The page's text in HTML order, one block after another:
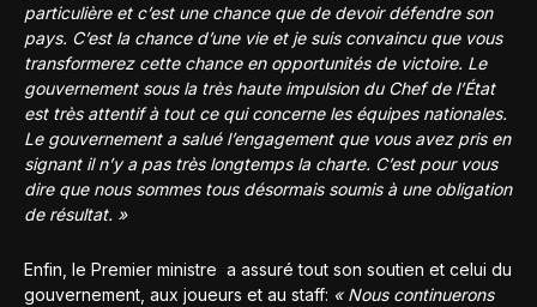
particulière et c’est une chance que de devoir défendre son
pays. C’est la chance d’une vie et je suis convaincu que vous
transformerez cette chance en opportunités de victoire. Le
gouvernement sous la très haute impulsion du Chef de l’État
est très attentif à tout ce qui concerne les équipes nationales.
Le gouvernement a salué l’engagement que vous avez pris en
signant il n’y a pas très longtemps la charte. C’est pour vous
dire que nous sommes tous désormais soumis à une obligation
de résultat. »
Enfin, le Premier ministre a assuré tout son soutien et celui du
gouvernement, aux joueurs et au staff: « Nous continuerons